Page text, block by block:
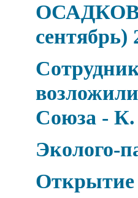
ОСАДКОВ
сентябрь)
Союза - К.
Эколого-